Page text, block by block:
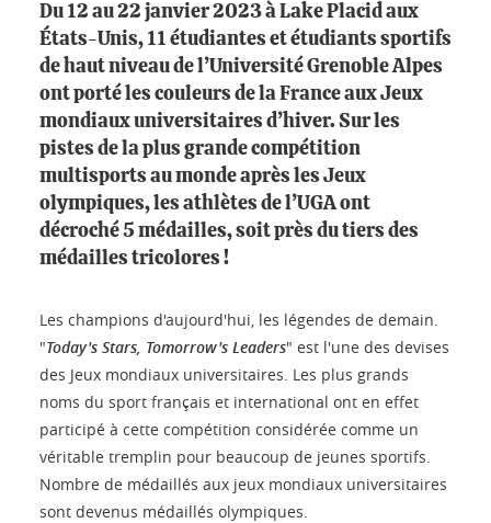
Du 12 au 22 janvier 2023 à Lake Placid aux
États-Unis, 11 étudiantes et étudiants sportifs
de haut niveau de l’Université Grenoble Alpes
ont porté les couleurs de la France aux Jeux
mondiaux universitaires d’hiver. Sur les
pistes de la plus grande compétition
multisports au monde après les Jeux
olympiques, les athlètes de l’UGA ont
décroché 5 médailles, soit près du tiers des
médailles tricolores !
Les champions d'aujourd'hui, les légendes de demain.
"Today's Stars, Tomorrow's Leaders" est l'une des devises
des Jeux mondiaux universitaires. Les plus grands
noms du sport français et international ont en effet
participé à cette compétition considérée comme un
véritable tremplin pour beaucoup de jeunes sportifs.
Nombre de médaillés aux jeux mondiaux universitaires
sont devenus médaillés olympiques.